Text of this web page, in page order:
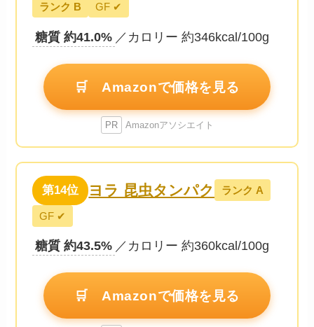
ランク B GF ✔
糖質 約41.0% ／カロリー 約346kcal/100g
🛒 Amazonで価格を見る
PR Amazonアソシエイト
第14位 ヨラ 昆虫タンパク ランク A
GF ✔
糖質 約43.5% ／カロリー 約360kcal/100g
🛒 Amazonで価格を見る